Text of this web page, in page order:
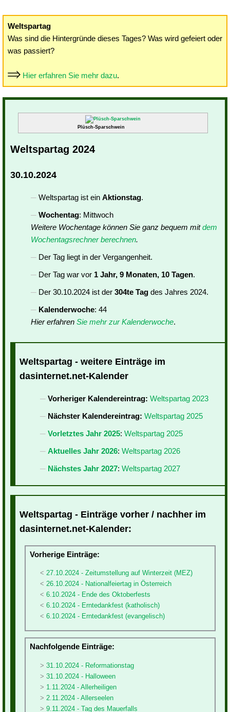
Weltspartag
Was sind die Hintergründe dieses Tages? Was wird gefeiert oder
was passiert?
Hier erfahren Sie mehr dazu.
Plüsch-Sparschwein
Weltspartag 2024
30.10.2024
Weltspartag ist ein Aktionstag.
Wochentag: Mittwoch
Weitere Wochentage können Sie ganz bequem mitdem
Wochentagsrechner berechnen.
Der Tag liegt in der Vergangenheit.
Der Tag war vor 1 Jahr, 9 Monaten, 10 Tagen.
Der 30.10.2024 ist der 304te Tag des Jahres 2024.
Kalenderwoche: 44
Hier erfahren Sie mehr zur Kalenderwoche.
Weltspartag - weitere Einträge im
dasinternet.net-Kalender
Vorheriger Kalendereintrag: Weltspartag 2023
Nächster Kalendereintrag: Weltspartag 2025
Vorletztes Jahr 2025: Weltspartag 2025
Aktuelles Jahr 2026: Weltspartag 2026
Nächstes Jahr 2027: Weltspartag 2027
Weltspartag - Einträge vorher / nachher im
dasinternet.net-Kalender:
Vorherige Einträge:
27.10.2024 - Zeitumstellung auf Winterzeit (MEZ)
26.10.2024 - Nationalfeiertag in Österreich
6.10.2024 - Ende des Oktoberfests
6.10.2024 - Erntedankfest (katholisch)
6.10.2024 - Erntedankfest (evangelisch)
Nachfolgende Einträge:
31.10.2024 - Reformationstag
31.10.2024 - Halloween
1.11.2024 - Allerheiligen
2.11.2024 - Allerseelen
9.11.2024 - Tag des Mauerfalls